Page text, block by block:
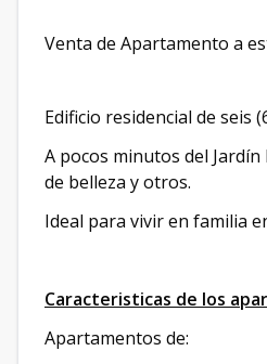
Venta de Apartamento a
Edificio residencial de seis
A pocos minutos del
de belleza y otros.
Ideal para vivir en familia
Caracteristicas de los
Apartamentos de: